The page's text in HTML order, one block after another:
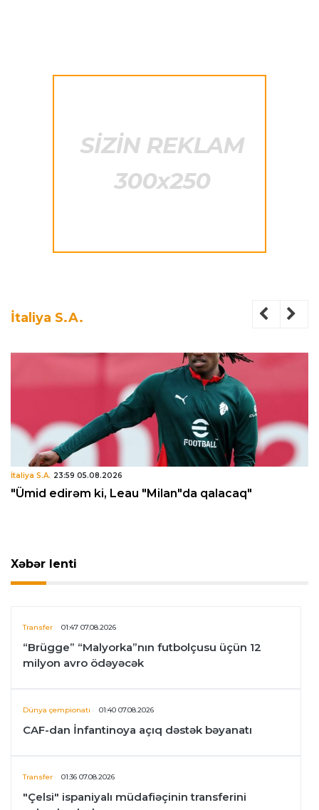
İtaliya S.A.
İtaliya S.A. 23:59 05.08.2026
"Ümid edirəm ki, Leau "Milan"da qalacaq"
Xəbər lenti
Transfer 01:47 07.08.2026
“Brügge” “Malyorka”nın futbolçusu üçün 12
milyon avro ödəyəcək
Dünya çempionatı 01:40 07.08.2026
CAF-dan İnfantinoya açıq dəstək bəyanatı
Transfer 01:36 07.08.2026
"Çelsi" ispaniyalı müdafiəçinin transferini